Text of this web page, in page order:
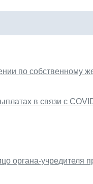
по собственному
в связи с
органа-учредителя